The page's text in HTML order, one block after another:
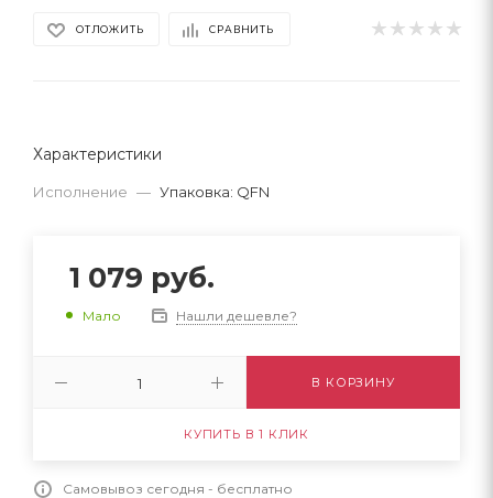
ОТЛОЖИТЬ СРАВНИТЬ
Характеристики
Исполнение — Упаковка: QFN
1 079 руб.
Мало Нашли дешевле?
В КОРЗИНУ
КУПИТЬ В 1 КЛИК
Самовывоз сегодня - бесплатно